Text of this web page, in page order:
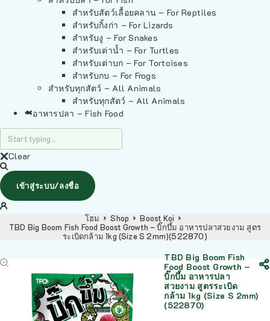
สำหรับสัตว์เลื้อยคลาน – For Reptiles
สำหรับกิ้งก่า – For Lizards
สำหรับงู – For Snakes
สำหรับเต่าน้ำ – For Turtles
สำหรับเต่าบก – For Tortoises
สำหรับกบ – For Frogs
สำหรับทุกสัตว์ – All Animals
สำหรับทุกสัตว์ – All Animals
อาหารปลา – Fish Food
Clear
เข้าสู่ระบบ/ลงชื่อ
โฮม Shop
Boost Koi
TBD Big Boom Fish Food Boost Growth – บิ๊กบึ้ม อาหารปลาสวยงาม สูตร
ระเบิดกล้าม 1kg (Size S 2mm)(522870)
TBD Big Boom Fish
Food Boost Growth –
บิ๊กบึ้ม อาหารปลา
สวยงาม สูตรระเบิด
กล้าม 1kg (Size S 2mm)
(522870)